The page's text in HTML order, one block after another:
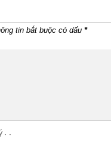
tin bắt buộc có dấu *